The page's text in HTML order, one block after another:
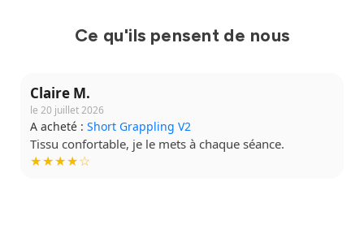
Ce qu'ils pensent de nous
Claire M.
le 20 juillet 2026
A acheté : Short Grappling V2
Tissu confortable, je le mets à chaque séance.
★★★★☆